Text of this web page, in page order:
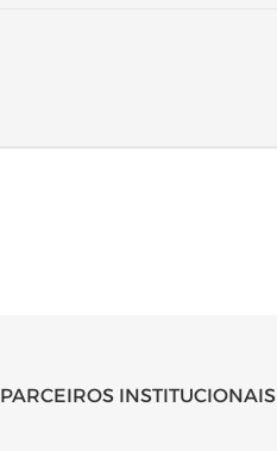
PARCEIROS INSTITUCIONAIS